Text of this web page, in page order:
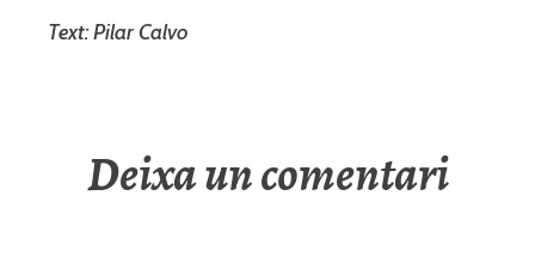
Text: Pilar Calvo
Deixa un comentari